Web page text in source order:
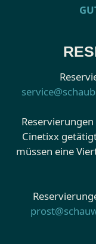
Cinetixx
müssen eine